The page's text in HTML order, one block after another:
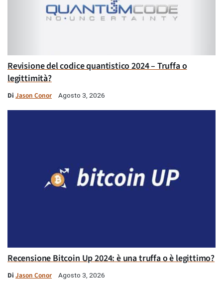
Revisione del codice quantistico 2024 – Truffa o
legittimità?
Di Jason Conor Agosto 3, 2026
Recensione Bitcoin Up 2024: è una truffa o è legittimo?
Di Jason Conor Agosto 3, 2026